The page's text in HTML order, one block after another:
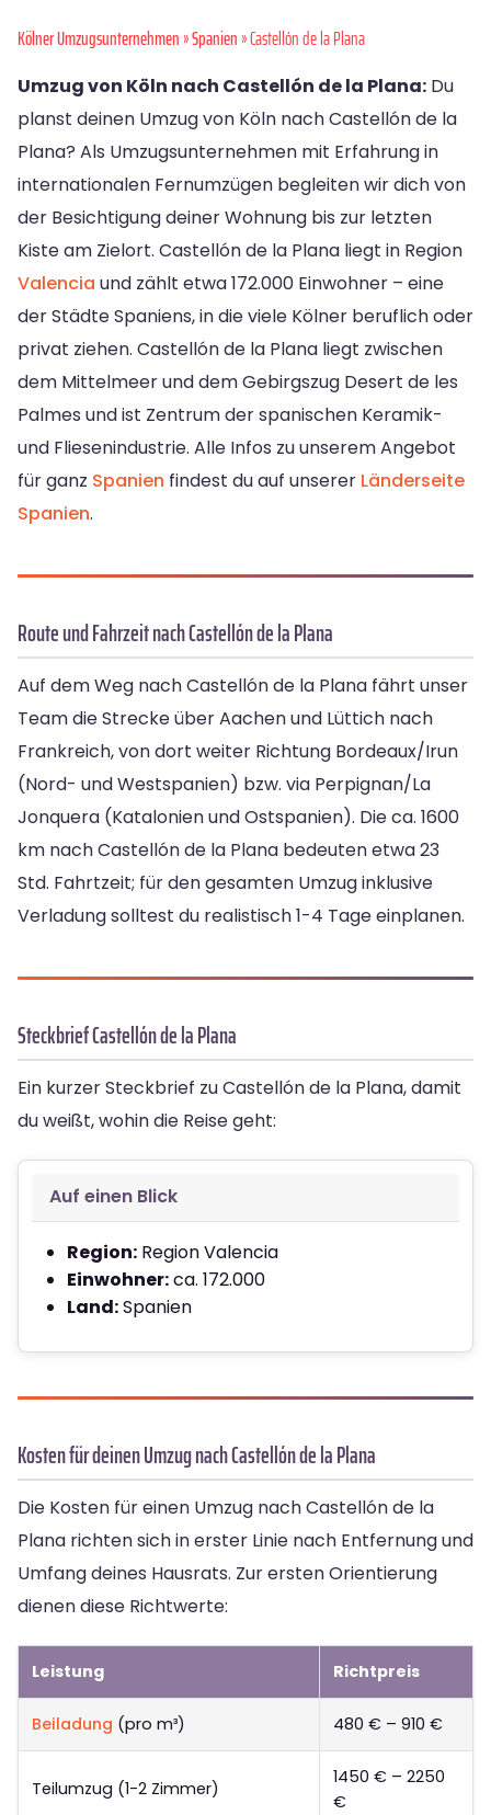
Kölner Umzugsunternehmen»Spanien» Castellón de la Plana
Umzug von Köln nach Castellón de la Plana: Du
planst deinen Umzug von Köln nach Castellón de la
Plana? Als Umzugsunternehmen mit Erfahrung in
internationalen Fernumzügen begleiten wir dich von
der Besichtigung deiner Wohnung bis zur letzten
Kiste am Zielort. Castellón de la Plana liegt in Region
Valencia und zählt etwa 172.000 Einwohner – eine
der Städte Spaniens, in die viele Kölner beruflich oder
privat ziehen. Castellón de la Plana liegt zwischen
dem Mittelmeer und dem Gebirgszug Desert de les
Palmes und ist Zentrum der spanischen Keramik-
und Fliesenindustrie. Alle Infos zu unserem Angebot
für ganz Spanien findest du auf unserer Länderseite
Spanien.
Route und Fahrzeit nach Castellón de la Plana
Auf dem Weg nach Castellón de la Plana fährt unser
Team die Strecke über Aachen und Lüttich nach
Frankreich, von dort weiter Richtung Bordeaux/Irun
(Nord- und Westspanien) bzw. via Perpignan/La
Jonquera (Katalonien und Ostspanien). Die ca. 1600
km nach Castellón de la Plana bedeuten etwa 23
Std. Fahrtzeit; für den gesamten Umzug inklusive
Verladung solltest du realistisch 1-4 Tage einplanen.
Steckbrief Castellón de la Plana
Ein kurzer Steckbrief zu Castellón de la Plana, damit
du weißt, wohin die Reise geht:
Auf einen Blick
Region: Region Valencia
Einwohner:ca. 172.000
Land:Spanien
Kosten für deinen Umzug nach Castellón de la Plana
Die Kosten für einen Umzug nach Castellón de la
Plana richten sich in erster Linie nach Entfernung und
Umfang deines Hausrats. Zur ersten Orientierung
dienen diese Richtwerte:
Leistung Richtpreis
Beiladung (pro m³) 480 € – 910 €
Teilumzug (1-2 Zimmer)
1450 € – 2250
€